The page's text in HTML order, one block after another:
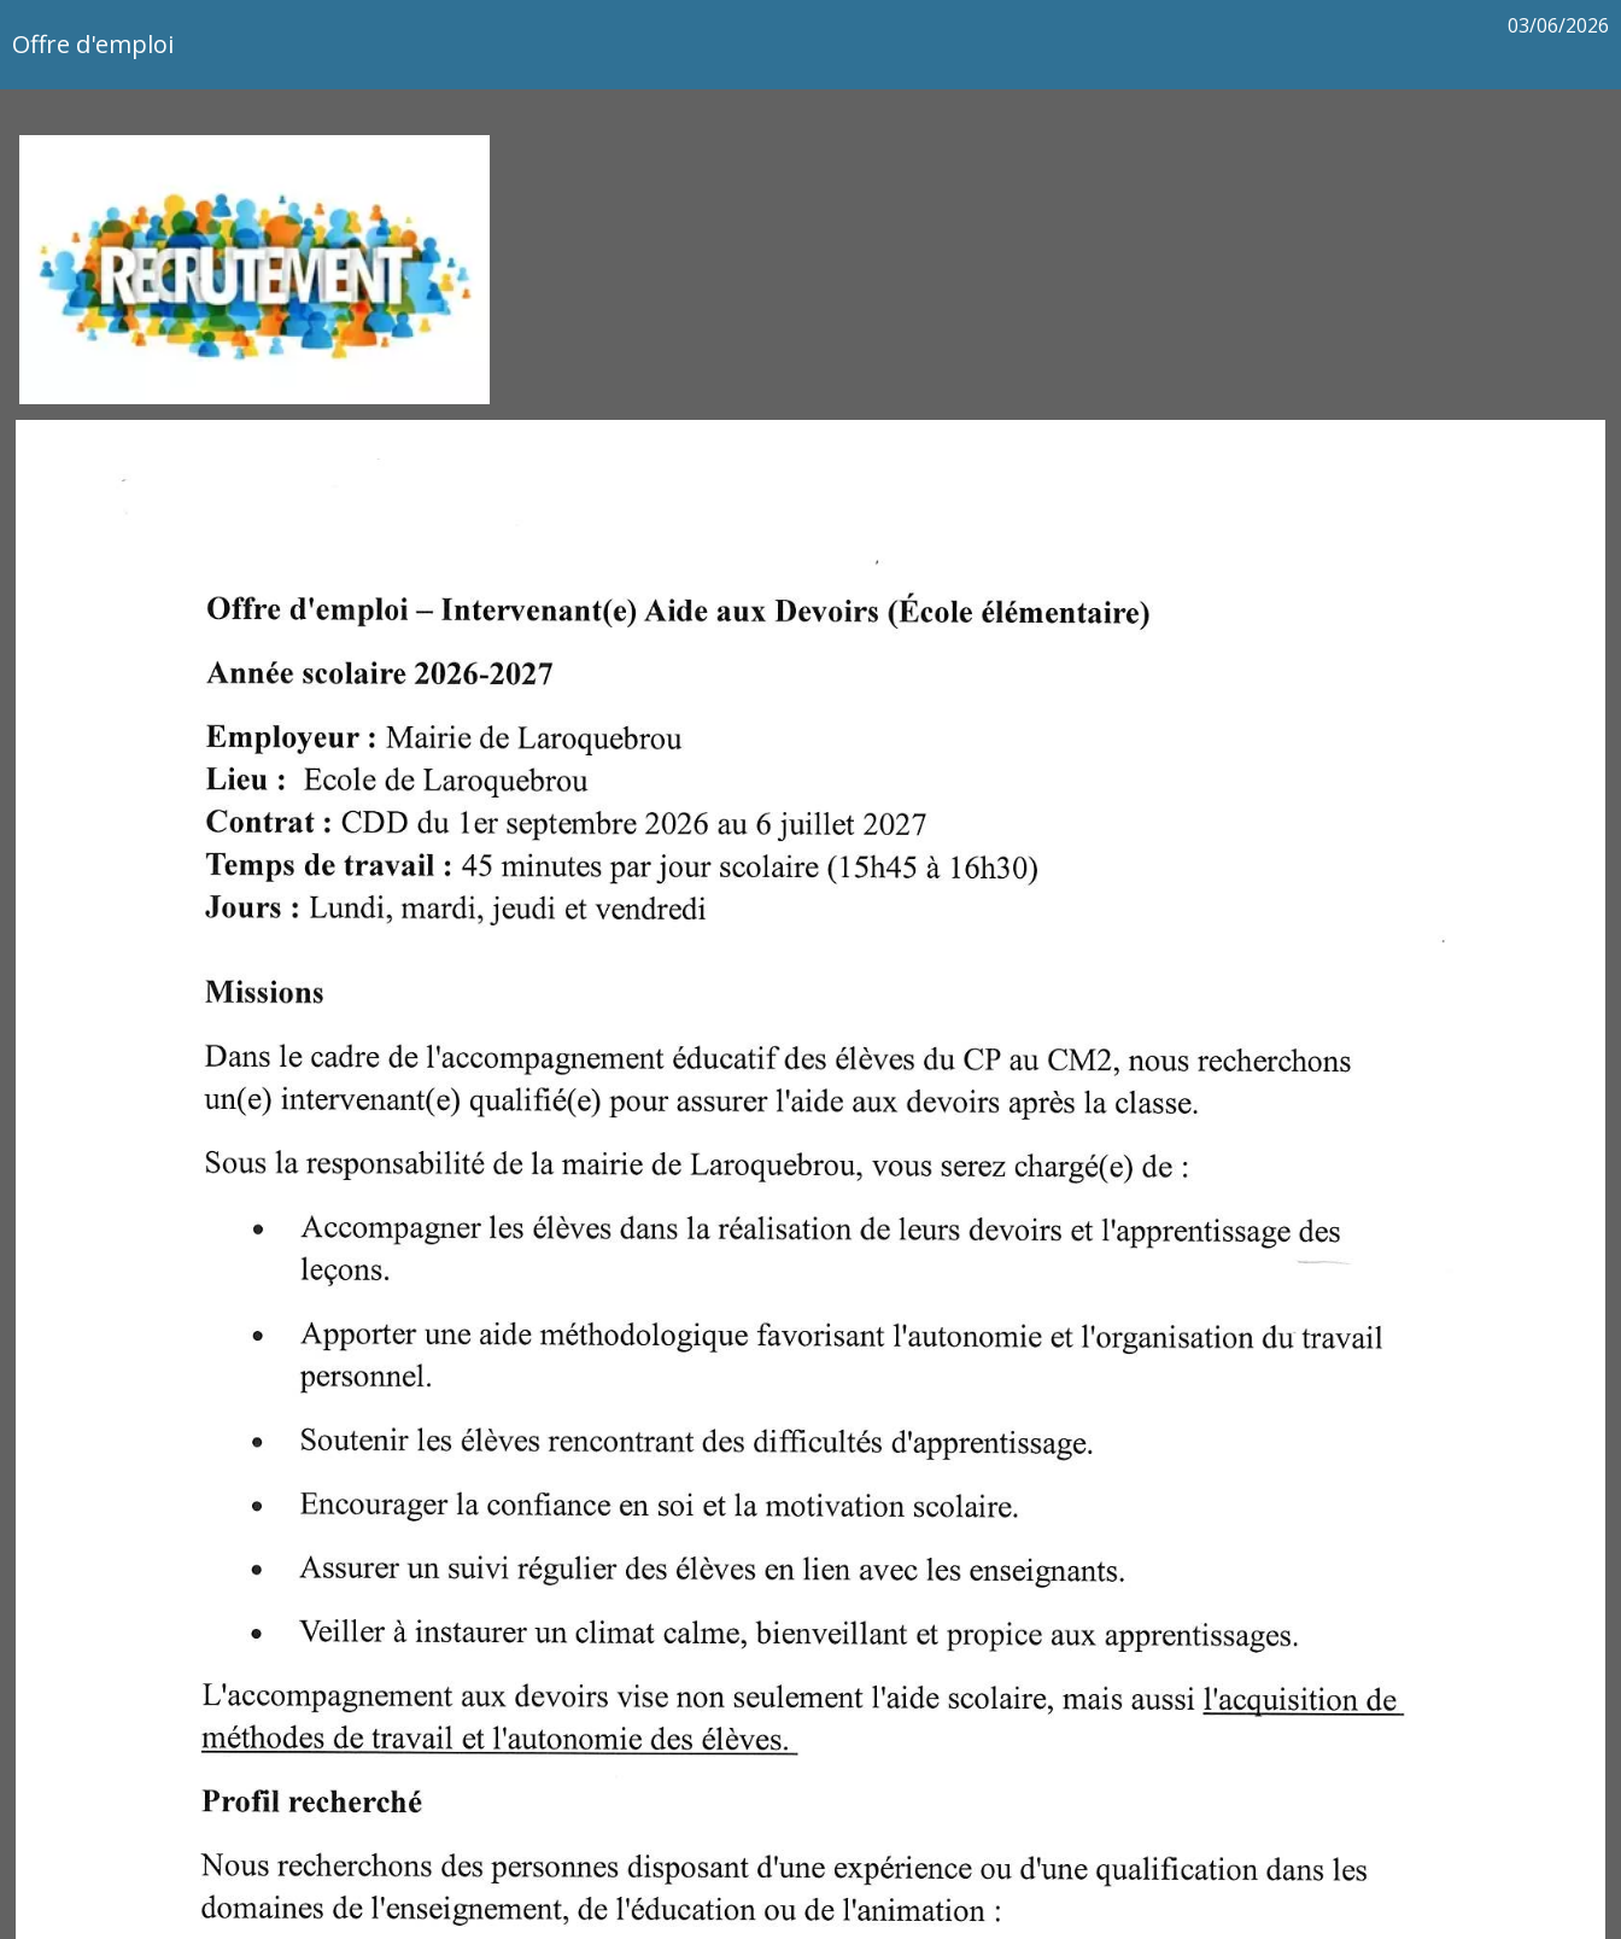
Offre d'emploi
03/06/2026